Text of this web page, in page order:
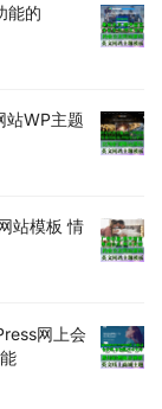
能的
站WP主题
站模板 情
网上会